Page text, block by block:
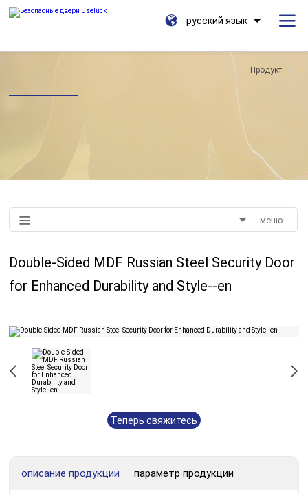
русский язык
Продукт
меню
Double-Sided MDF Russian Steel Security Door
for Enhanced Durability and Style--en
Теперь свяжитесь
описание продукции параметр продукции